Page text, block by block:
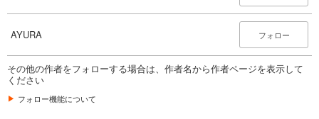
AYURA フォロー
その他の作者をフォローする場合は、作者名から作者ページを表示して
ください
フォロー機能について